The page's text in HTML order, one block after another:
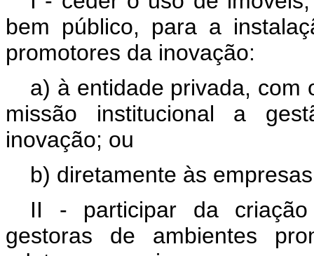
bem público, para a
promotores da inovação:
a) à entidade privada, com
missão institucional a
inovação; ou
b) diretamente às
II - participar da
gestoras de ambientes